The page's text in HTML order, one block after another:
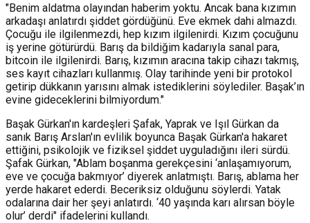
"Benim aldatma olayından haberim yoktu. Ancak bana kızımın
arkadaşı anlatırdı şiddet gördüğünü. Eve ekmek dahi almazdı.
Çocuğu ile ilgilenmezdi, hep kızım ilgilenirdi. Kızım çocuğunu
iş yerine götürürdü. Barış da bildiğim kadarıyla sanal para,
bitcoin ile ilgilenirdi. Barış, kızımın aracına takip cihazı takmış,
ses kayıt cihazları kullanmış. Olay tarihinde yeni bir protokol
getirip dükkanın yarısını almak istediklerini söylediler. Başak’ın
evine gideceklerini bilmiyordum."
Başak Gürkan'ın kardeşleri Şafak, Yaprak ve Işıl Gürkan da
sanık Barış Arslan'ın evlilik boyunca Başak Gürkan'a hakaret
ettiğini, psikolojik ve fiziksel şiddet uyguladığını ileri sürdü.
Şafak Gürkan, "Ablam boşanma gerekçesini ‘anlaşamıyorum,
eve ve çocuğa bakmıyor’ diyerek anlatmıştı. Barış, ablama her
yerde hakaret ederdi. Beceriksiz olduğunu söylerdi. Yatak
odalarına dair her şeyi anlatırdı. ‘40 yaşında karı alırsan böyle
olur’ derdi" ifadelerini kullandı.